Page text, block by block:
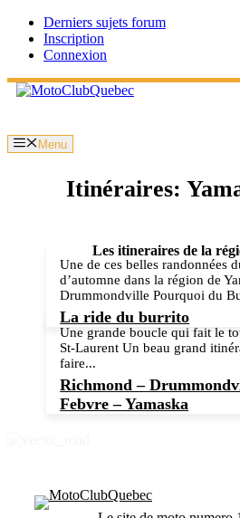
Aller
contenu
Derniers sujets forum
Inscription
Connexion
Menu
Itinéraires:
Les itineraires de la
Une de ces belles randonnées
d’automne dans la région de
Drummondville Pourquoi du
La ride du burrito
Une grande boucle qui fait le
St-Laurent Un beau grand
faire...
Richmond –
Febvre – Yamaska